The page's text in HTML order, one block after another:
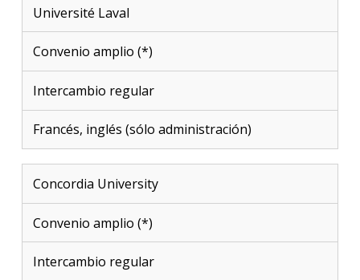
Université Laval
Convenio amplio (*)
Intercambio regular
Francés, inglés (sólo administración)
Concordia University
Convenio amplio (*)
Intercambio regular